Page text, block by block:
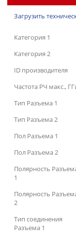
Загрузить
Категория 1
Категория 2
ID производителя
Частота РЧ макс.,
Тип Разъема 1
Тип Разъема 2
Пол Разъема 1
Пол Разъема 2
Полярность
1
Полярность
2
Тип соединения
Разъема 1